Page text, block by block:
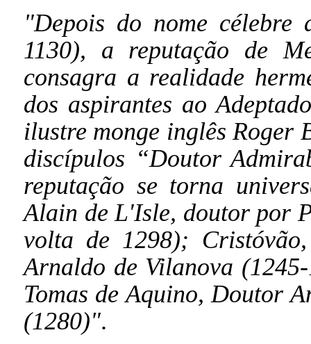
"Depois do nome
1130), a reputação de
consagra a realidade
dos aspirantes ao
ilustre monge inglês Roger
discípulos “Doutor
reputação se torna
Alain de L'Isle, doutor por
volta de 1298);
Arnaldo de Vilanova
Tomas de Aquino, Doutor
(1280)".